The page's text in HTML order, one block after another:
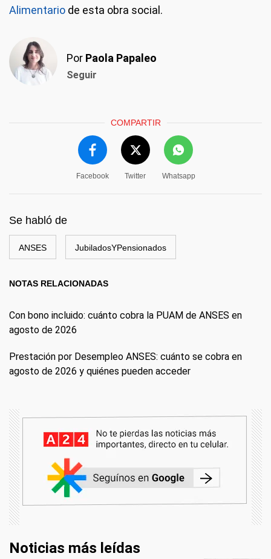
Alimentario de esta obra social.
Por Paola Papaleo
Seguir
COMPARTIR
Facebook Twitter Whatsapp
Se habló de
ANSES JubiladosYPensionados
NOTAS RELACIONADAS
Con bono incluido: cuánto cobra la PUAM de ANSES en
agosto de 2026
Prestación por Desempleo ANSES: cuánto se cobra en
agosto de 2026 y quiénes pueden acceder
Noticias más leídas